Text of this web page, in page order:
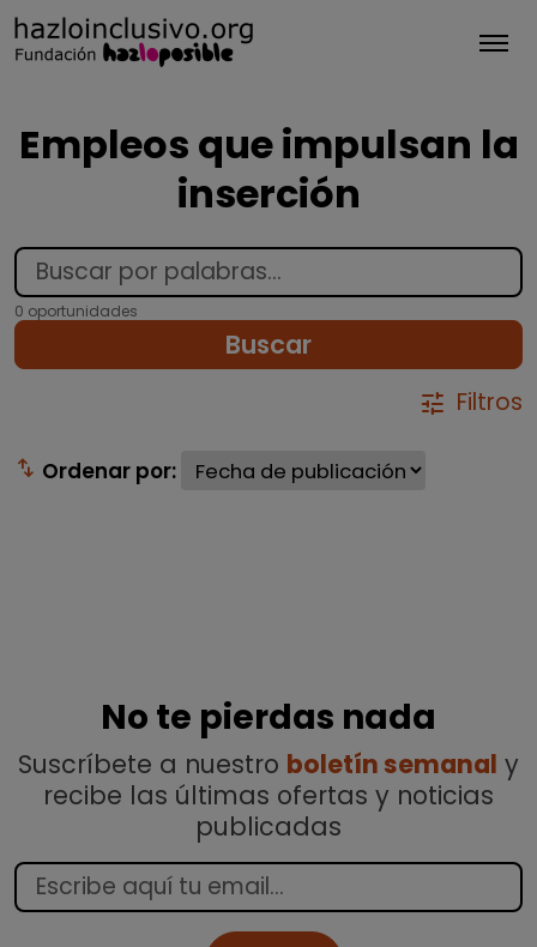
Empleos que impulsan la
inserción
0 oportunidades
Buscar
tune Filtros
swap_vert Ordenar por:
No te pierdas nada
Suscríbete a nuestro boletín semanal y
recibe las últimas ofertas y noticias
publicadas